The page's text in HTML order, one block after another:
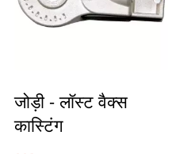
जोड़ी - लॉस्ट वैक्स
कास्टिंग